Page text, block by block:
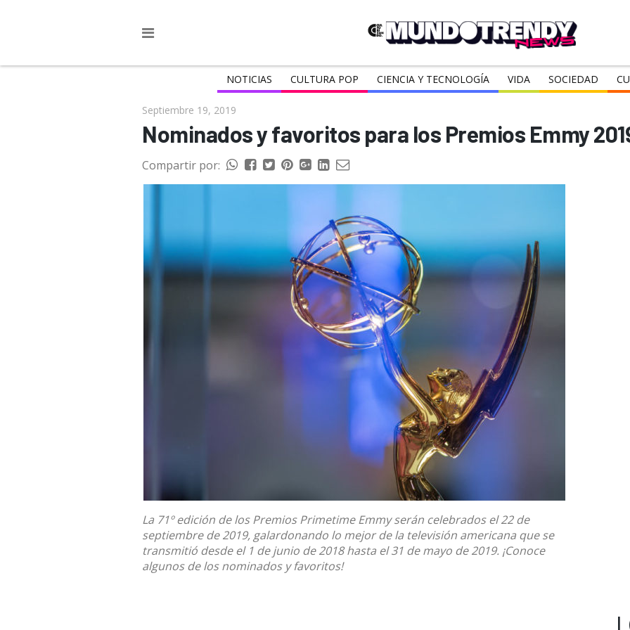
NOTICIAS CULTURA POP CIENCIA Y TECNOLOGÍA VIDA SOCIEDAD
Septiembre 19, 2019
Nominados y favoritos para los Premios Emmy
Compartir por:
La 71º edición de los Premios Primetime Emmy serán celebrados el 22 de
septiembre de 2019, galardonando lo mejor de la televisión americana que se
transmitió desde el 1 de junio de 2018 hasta el 31 de mayo de 2019. ¡Conoce
algunos de los nominados y favoritos!